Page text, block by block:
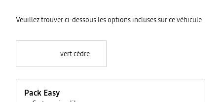
Veuillez trouver ci-dessous les options incluses sur ce véhicule
vert cèdre
Pack Easy